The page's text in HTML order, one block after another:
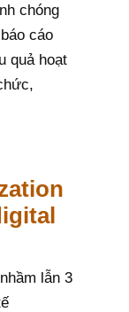
chóng
cáo
quả hoạt
lẫn 3